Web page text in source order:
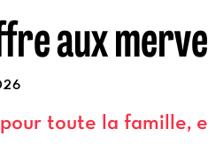
aux
toute la famille,